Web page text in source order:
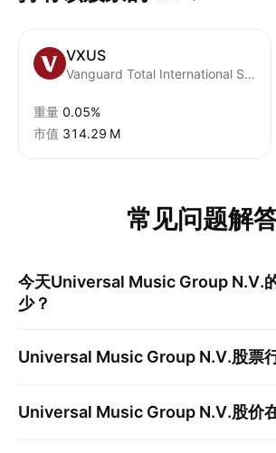
VXUS
Vanguard Total International Stock ETF
重量 0.05%
市值 ‪314.29 M‬
常见问题解
今天Universal Music Group N.V.
少？
Universal Music Group N.V.股票
Universal Music Group N.V.股价